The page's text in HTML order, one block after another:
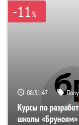
-11%
08:51:46
Курсы по
школы «Бруноям»